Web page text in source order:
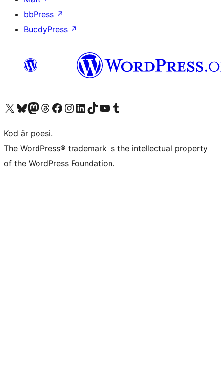
bbPress ↗
BuddyPress ↗
Besök vår X-konto (f.d. Twitter)
Besök vårt Bluesky-konto
Besök vårt Mastodon-konto
Besök vårt Thread-konto
Besök vår Facebook-sidaBesök vårt Instagram-konto
Besök vårt LinkedIn-konto
Besök vårt TikTok-konto
Besök vår YouTube-kanalBesök vårt Tumblr-konto
Kod är poesi.
The WordPress® trademark is the intellectual property
of the WordPress Foundation.